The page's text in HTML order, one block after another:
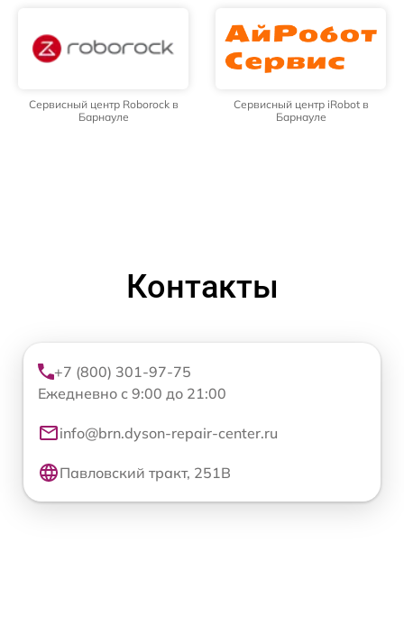
Сервисный центр Roborock в
Барнауле
Сервисный центр iRobot в
Барнауле
Контакты
+7 (800) 301-97-75
Ежедневно с 9:00 до 21:00
info@brn.dyson-repair-center.ru
Павловский тракт, 251В